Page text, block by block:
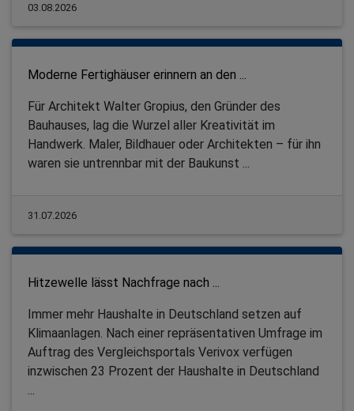
03.08.2026
Moderne Fertighäuser erinnern an den ...
Für Architekt Walter Gropius, den Gründer des
Bauhauses, lag die Wurzel aller Kreativität im
Handwerk. Maler, Bildhauer oder Architekten – für ihn
waren sie untrennbar mit der Baukunst ...
31.07.2026
Hitzewelle lässt Nachfrage nach ...
Immer mehr Haushalte in Deutschland setzen auf
Klimaanlagen. Nach einer repräsentativen Umfrage im
Auftrag des Vergleichsportals Verivox verfügen
inzwischen 23 Prozent der Haushalte in Deutschland